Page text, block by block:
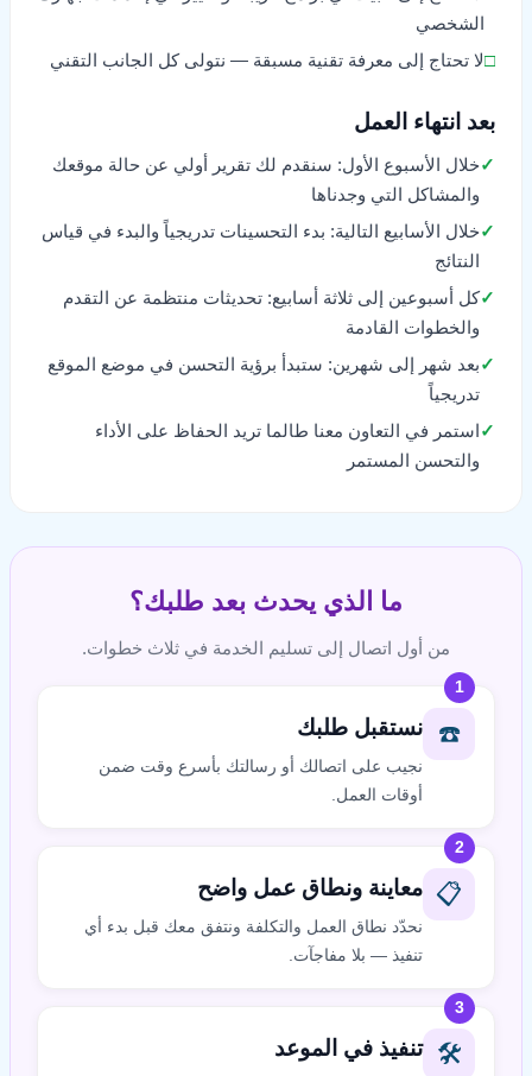
الشخصي
□لا تحتاج إلى معرفة تقنية مسبقة — نتولى كل الجانب التقني
بعد انتهاء العمل
✓خلال الأسبوع الأول: سنقدم لك تقرير أولي عن حالة موقعك
والمشاكل التي وجدناها
✓خلال الأسابيع التالية: بدء التحسينات تدريجياً والبدء في قياس
النتائج
✓كل أسبوعين إلى ثلاثة أسابيع: تحديثات منتظمة عن التقدم
والخطوات القادمة
✓بعد شهر إلى شهرين: ستبدأ برؤية التحسن في موضع الموقع
تدريجياً
✓ استمر في التعاون معنا طالما تريد الحفاظ على الأداء
والتحسن المستمر
ما الذي يحدث بعد طلبك؟
من أول اتصال إلى تسليم الخدمة في ثلاث خطوات.
1
☎️ نستقبل طلبك
نجيب على اتصالك أو رسالتك بأسرع وقت ضمن
أوقات العمل.
2
📋 معاينة ونطاق عمل واضح
نحدّد نطاق العمل والتكلفة ونتفق معك قبل بدء أي
تنفيذ — بلا مفاجآت.
3
🛠️ تنفيذ في الموعد